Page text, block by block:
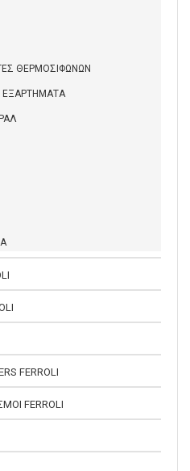
ΘΕΡΜΟΣΙΦΩΝΩΝ
ΕΞΑΡΤΗΜΑΤΑ
FERROLI
FERROLI